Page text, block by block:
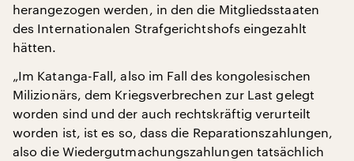
herangezogen werden, in den die Mitgliedsstaaten
des Internationalen Strafgerichtshofs eingezahlt
hätten.
„Im Katanga-Fall, also im Fall des kongolesischen
Milizionärs, dem Kriegsverbrechen zur Last gelegt
worden sind und der auch rechtskräftig verurteilt
worden ist, ist es so, dass die Reparationszahlungen,
also die Wiedergutmachungszahlungen tatsächlich